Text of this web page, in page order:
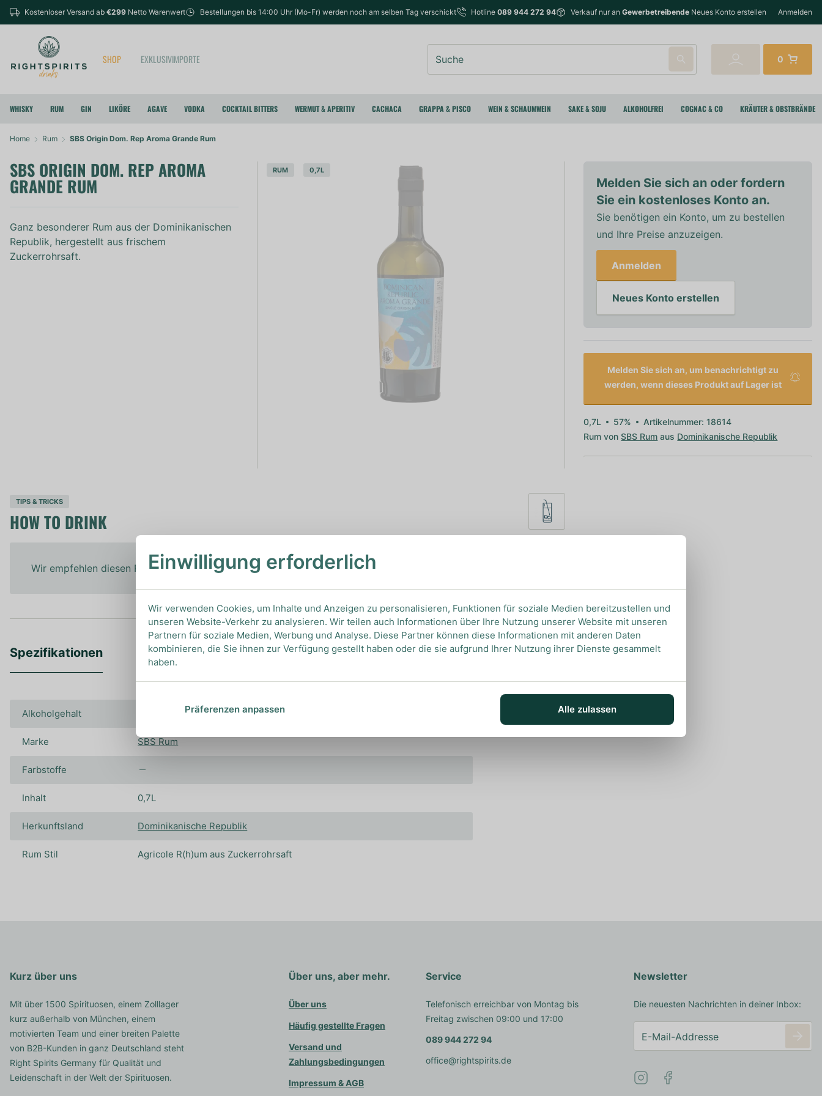
Kostenloser Versand ab €299 Netto Warenwert Bestellungen bis 14:00 Uhr (Mo-Fr) werden noch am selben Tag verschickt Hotline 089 944 272 94 Verkauf nur an Gewerbetreibende Neues Konto erstellen Anmelden
SHOP EXKLUSIVIMPORTE 0
WHISKY RUM GIN LIKÖRE AGAVE VODKA COCKTAIL BITTERS WERMUT & APERITIV CACHACA GRAPPA & PISCO WEIN & SCHAUMWEIN SAKE & SOJU ALKOHOLFREI COGNAC & CO KRÄUTER & OBSTBRÄNDE
Home Rum SBS Origin Dom. Rep Aroma Grande Rum
SBS ORIGIN DOM. REP AROMA
GRANDE RUM
Ganz besonderer Rum aus der Dominikanischen
Republik, hergestellt aus frischem
Zuckerrohrsaft.
RUM 0,7L
Melden Sie sich an oder fordern
Sie ein kostenloses Konto an.
Sie benötigen ein Konto, um zu bestellen
und Ihre Preise anzuzeigen.
Anmelden
Neues Konto erstellen
Melden Sie sich an, um benachrichtigt zu
werden, wenn dieses Produkt auf Lager ist
0,7L 57%
Artikelnummer: 18614
Rum vonSBS Rum aus Dominikanische Republik
TIPS & TRICKS
HOW TO DRINK
Wir empfehlen diesen Rum pur zu genießen, um all seine Aromen optimal wahrnehmen zu können.
Spezifikationen
Alkoholgehalt
Marke SBS Rum
Farbstoffe
Inhalt 0,7L
Herkunftsland Dominikanische Republik
Rum Stil Agricole R(h)um aus Zuckerrohrsaft
Kurz über uns
Mit über 1500 Spirituosen, einem Zolllager
kurz außerhalb von München, einem
motivierten Team und einer breiten Palette
von B2B-Kunden in ganz Deutschland steht
Right Spirits Germany für Qualität und
Leidenschaft in der Welt der Spirituosen.
Über uns, aber mehr.
Über uns
Häufig gestellte Fragen
Versand und
Zahlungsbedingungen
Impressum & AGB
Service
Telefonisch erreichbar von Montag bis
Freitag zwischen 09:00 und 17:00
089 944 272 94
office@rightspirits.de
Newsletter
Die neuesten Nachrichten in deiner Inbox:
Einwilligung erforderlich
Wir verwenden Cookies, um Inhalte und Anzeigen zu personalisieren, Funktionen für soziale Medien bereitzustellen und
unseren Website-Verkehr zu analysieren. Wir teilen auch Informationen über Ihre Nutzung unserer Website mit unseren
Partnern für soziale Medien, Werbung und Analyse. Diese Partner können diese Informationen mit anderen Daten
kombinieren, die Sie ihnen zur Verfügung gestellt haben oder die sie aufgrund Ihrer Nutzung ihrer Dienste gesammelt
haben.
Präferenzen anpassen Alle zulassen